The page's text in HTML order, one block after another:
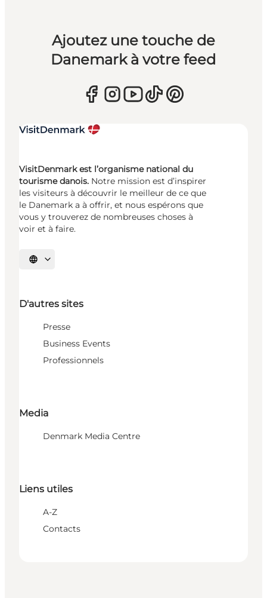
Ajoutez une touche de
Danemark à votre feed
VisitDenmark est l’organisme national du
tourisme danois. Notre mission est d’inspirer
les visiteurs à découvrir le meilleur de ce que
le Danemark a à offrir, et nous espérons que
vous y trouverez de nombreuses choses à
voir et à faire.
Choisissez la langue
D'autres sites
Presse
Business Events
Professionnels
Media
Denmark Media Centre
Liens utiles
A-Z
Contacts